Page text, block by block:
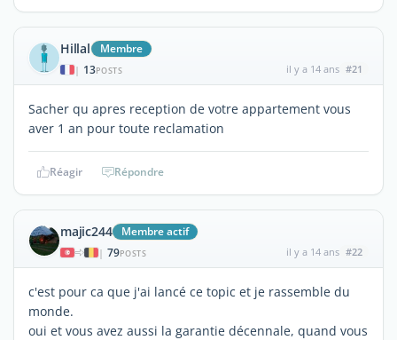
Hillal Membre
| 13POSTS il y a 14 ans #21
Sacher qu apres reception de votre appartement vous
aver 1 an pour toute reclamation
Réagir Répondre
majic244 Membre actif
| 79POSTS il y a 14 ans #22
c'est pour ca que j'ai lancé ce topic et je rassemble du
monde.
oui et vous avez aussi la garantie décennale, quand vous